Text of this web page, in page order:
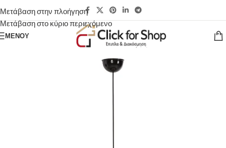
Μετάβαση στην πλοήγηση
Μετάβαση στο κύριο περιεχόμενο
ΜΕΝΟΎ